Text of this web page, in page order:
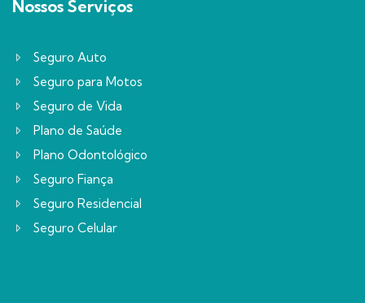
Nossos Serviços
Seguro Auto
Seguro para Motos
Seguro de Vida
Plano de Saúde
Plano Odontológico
Seguro Fiança
Seguro Residencial
Seguro Celular